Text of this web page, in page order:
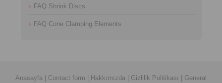
FAQ Shrink Discs
FAQ Cone Clamping Elements
Anasayfa Contact form Hakkımızda Gizlilik Politikası
General